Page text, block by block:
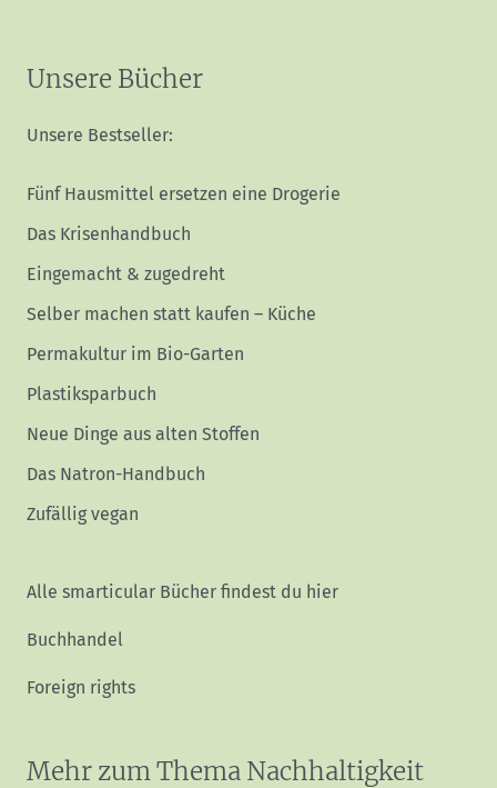
Unsere Bücher
Unsere Bestseller:
Fünf Hausmittel ersetzen eine Drogerie
Das Krisenhandbuch
Eingemacht & zugedreht
Selber machen statt kaufen – Küche
Permakultur im Bio-Garten
Plastiksparbuch
Neue Dinge aus alten Stoffen
Das Natron-Handbuch
Zufällig vegan
Alle smarticular Bücher findest du hier
Buchhandel
Foreign rights
Mehr zum Thema Nachhaltigkeit